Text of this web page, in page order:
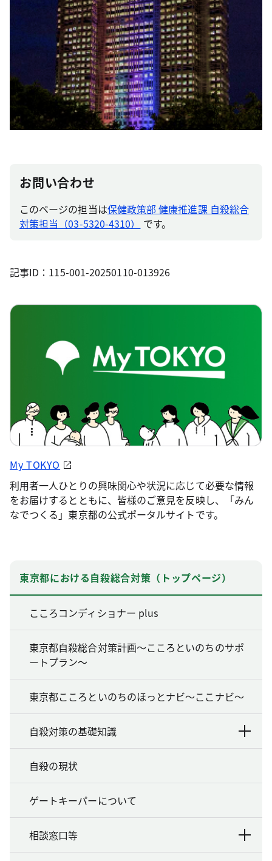
お問い合わせ
このページの担当は保健政策部 健康推進課 自殺総合
対策担当（03-5320-4310）
です。
記事ID：115-001-20250110-013926
My TOKYO
利用者一人ひとりの興味関心や状況に応じて必要な情報
をお届けするとともに、皆様のご意見を反映し、「みん
なでつくる」東京都の公式ポータルサイトです。
東京都における自殺総合対策（トップページ）
こころコンディショナー plus
東京都自殺総合対策計画～こころといのちのサポ
ートプラン～
東京都こころといのちのほっとナビ～ここナビ～
自殺対策の基礎知識
自殺の現状
ゲートキーパーについて
相談窓口等